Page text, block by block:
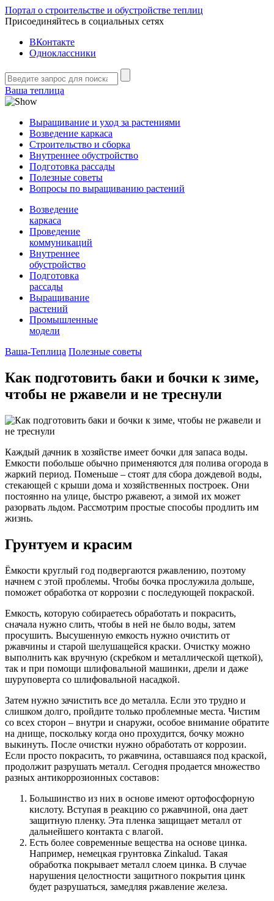
Портал о строительстве и обустройстве теплиц
Присоединяйтесь в социальных сетях
ВКонтакте
Одноклассники
Ваша теплица
Выращивание и уход за растениями
Возведение каркаса
Строительство и сборка
Внутреннее обустройство
Подготовка рассады
Полезные советы
Вопросы по выращиванию растений
Возведение
каркаса
Проведение
коммуникаций
Внутреннее
обустройство
Подготовка
рассады
Выращивание
растений
Промышленные
модели
Ваша-Теплица Полезные советы
Как подготовить баки и бочки к зиме,
чтобы не ржавели и не треснули
Каждый дачник в хозяйстве имеет бочки для запаса воды.
Емкости побольше обычно применяются для полива огорода в
жаркий период. Поменьше – стоят для сбора дождевой воды,
стекающей с крыши дома и хозяйственных построек. Они
постоянно на улице, быстро ржавеют, а зимой их может
разорвать льдом. Рассмотрим простые способы продлить им
жизнь.
Грунтуем и красим
Ёмкости круглый год подвергаются ржавлению, поэтому
начнем с этой проблемы. Чтобы бочка прослужила дольше,
поможет обработка от коррозии с последующей покраской.
Емкость, которую собираетесь обработать и покрасить,
сначала нужно слить, чтобы в ней не было воды, затем
просушить. Высушенную емкость нужно очистить от
ржавчины и старой шелушащейся краски. Очистку можно
выполнить как вручную (скребком и металлической щеткой),
так и при помощи шлифовальной машинки, дрели и даже
шуруповерта со шлифовальной насадкой.
Затем нужно зачистить все до металла. Если это трудно и
слишком долго, пройдите только проблемные места. Чистим
со всех сторон – внутри и снаружи, особое внимание обратите
на днище, поскольку когда оно прохудится, бочку можно
выкинуть. После очистки нужно обработать от коррозии.
Если просто покрасить, то ржавчина, оставшаяся под краской,
продолжит разрушать металл. Сегодня продается множество
разных антикоррозионных составов:
Большинство из них в основе имеют ортофосфорную
кислоту. Вступая в реакцию со ржавчиной, она дает
защитную пленку. Эта пленка защищает металл от
дальнейшего контакта с влагой.
Есть более современные вещества на основе цинка.
Например, немецкая грунтовка Zinkalud. Такая
обработка покрывает металл слоем цинка. В случае
нарушения целостности защитного покрытия цинк
будет разрушаться, замедляя ржавление железа.